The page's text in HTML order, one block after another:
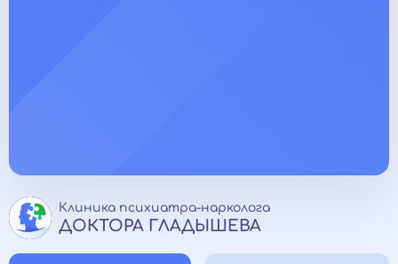
Клиника психиатра-нарколога
ДОКТОРА ГЛАДЫШЕВА